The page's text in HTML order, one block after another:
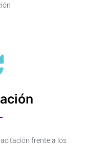
frente a los